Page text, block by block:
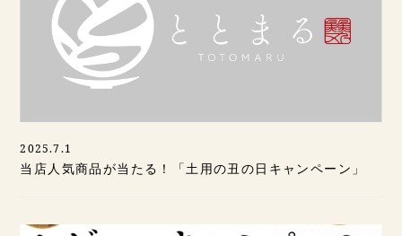
2025.7.1
当店人気商品が当たる！「土用の丑の日キャンペーン」